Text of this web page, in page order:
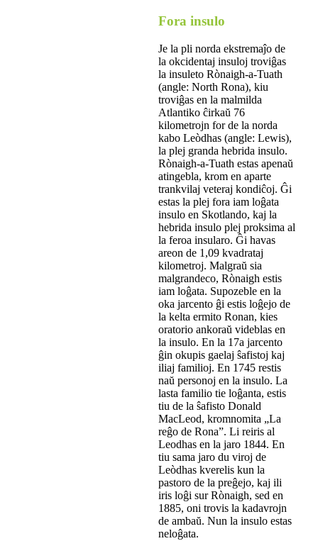
Fora insulo
Je la pli norda ekstremaĵo de
la okcidentaj insuloj troviĝas
la insuleto Rònaigh-a-Tuath
(angle: North Rona), kiu
troviĝas en la malmilda
Atlantiko ĉirkaŭ 76
kilometrojn for de la norda
kabo Leòdhas (angle: Lewis),
la plej granda hebrida insulo.
Rònaigh-a-Tuath estas apenaŭ
atingebla, krom en aparte
trankvilaj veteraj kondiĉoj. Ĝi
estas la plej fora iam loĝata
insulo en Skotlando, kaj la
hebrida insulo plej proksima al
la feroa insularo. Ĝi havas
areon de 1,09 kvadrataj
kilometroj. Malgraŭ sia
malgrandeco, Rònaigh estis
iam loĝata. Supozeble en la
oka jarcento ĝi estis loĝejo de
la kelta ermito Ronan, kies
oratorio ankoraŭ videblas en
la insulo. En la 17a jarcento
ĝin okupis gaelaj ŝafistoj kaj
iliaj familioj. En 1745 restis
naŭ personoj en la insulo. La
lasta familio tie loĝanta, estis
tiu de la ŝafisto Donald
MacLeod, kromnomita „La
reĝo de Rona”. Li reiris al
Leodhas en la jaro 1844. En
tiu sama jaro du viroj de
Leòdhas kverelis kun la
pastoro de la preĝejo, kaj ili
iris loĝi sur Rònaigh, sed en
1885, oni trovis la kadavrojn
de ambaŭ. Nun la insulo estas
neloĝata.